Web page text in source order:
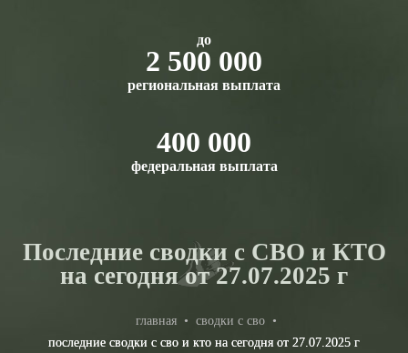
до
2 500 000
региональная выплата
400 000
федеральная выплата
Последние сводки с СВО и КТО
на сегодня от 27.07.2025 г
главная • сводки с сво
•
последние сводки с сво и кто на сегодня от 27.07.2025 г